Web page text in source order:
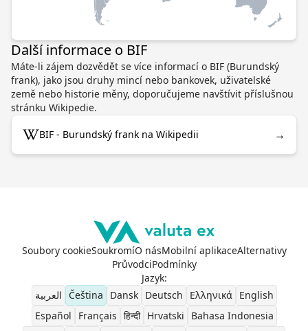
Další informace o BIF
Máte-li zájem dozvědět se více informací o BIF (Burundský
frank), jako jsou druhy mincí nebo bankovek, uživatelské
země nebo historie měny, doporučujeme navštívit příslušnou
stránku Wikipedie.
BIF - Burundský frank na Wikipedii →
Soubory cookieSoukromíO násMobilní aplikaceAlternativy
PrůvodciPodmínky
Jazyk:
العربية
Čeština Dansk Deutsch Ελληνικά
English
Español
Français हिन्दी Hrvatski
Bahasa Indonesia